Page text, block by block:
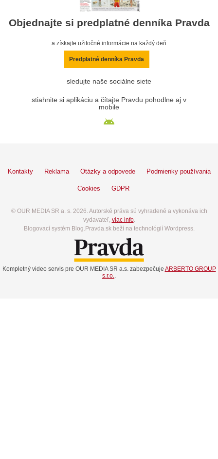
Objednajte si predplatné denníka Pravda
a získajte užitočné informácie na každý deň
Predplatné denníka Pravda
sledujte naše sociálne siete
stiahnite si aplikáciu a čítajte Pravdu pohodlne aj v
mobile
Kontakty Reklama Otázky a odpovede Podmienky používania
Cookies GDPR
© OUR MEDIA SR a. s. 2026. Autorské práva sú vyhradené a vykonáva ich
vydavateľ, viac info.
Blogovací systém Blog.Pravda.sk beží na technológií Wordpress.
Kompletný video servis pre OUR MEDIA SR a.s. zabezpečuje ARBERTO GROUP
s.r.o.